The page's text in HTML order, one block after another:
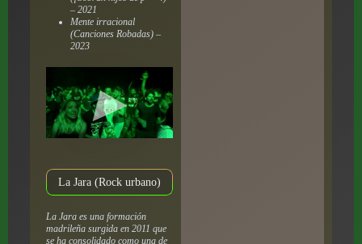
– 2021
Mente irracional
(Canciones Robadas) –
2023
La Jara (Rock urbano)
La Jara es una formación
madrileña surgida en 2011 que
se ha consolidado como una de